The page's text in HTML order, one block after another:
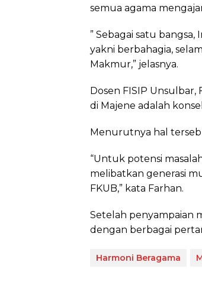
semua agama
” Sebagai satu
yakni berbahagia,
Makmur,” jelasnya.
Dosen FISIP
di Majene adalah
Menurutnya hal
“Untuk potensi
melibatkan generasi
FKUB,” kata Farhan.
Setelah penyampaian
dengan berbagai
Harmoni Beragama